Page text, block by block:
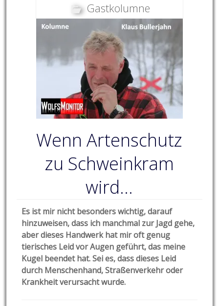
Gastkolumne
Wenn Artenschutz
zu Schweinkram
wird…
Es ist mir nicht besonders wichtig, darauf
hinzuweisen, dass ich manchmal zur Jagd gehe,
aber dieses Handwerk hat mir oft genug
tierisches Leid vor Augen geführt, das meine
Kugel beendet hat. Sei es, dass dieses Leid
durch Menschenhand, Straßenverkehr oder
Krankheit verursacht wurde.